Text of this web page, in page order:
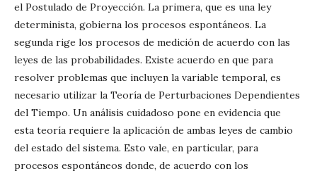
el Postulado de Proyección. La primera, que es una ley
determinista, gobierna los procesos espontáneos. La
segunda rige los procesos de medición de acuerdo con las
leyes de las probabilidades. Existe acuerdo en que para
resolver problemas que incluyen la variable temporal, es
necesario utilizar la Teoría de Perturbaciones Dependientes
del Tiempo. Un análisis cuidadoso pone en evidencia que
esta teoría requiere la aplicación de ambas leyes de cambio
del estado del sistema. Esto vale, en particular, para
procesos espontáneos donde, de acuerdo con los